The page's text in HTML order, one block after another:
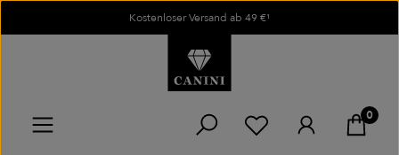
Zum Hauptinhalt springenKostenloser Versand ab 49 €¹
Du hast 0 0